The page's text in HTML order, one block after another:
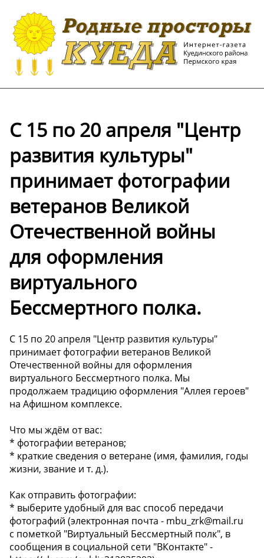
С 15 по 20 апреля "Центр
развития культуры"
принимает фотографии
ветеранов Великой
Отечественной войны
для оформления
виртуального
Бессмертного полка.
С 15 по 20 апреля "Центр развития культуры"
принимает фотографии ветеранов Великой
Отечественной войны для оформления
виртуального Бессмертного полка. Мы
продолжаем традицию оформления "Аллея героев"
на Афишном комплексе.
Что мы ждём от вас:
* фотографии ветеранов;
* краткие сведения о ветеране (имя, фамилия, годы
жизни, звание и т. д.).
Как отправить фотографии:
* выберите удобный для вас способ передачи
фотографий (электронная почта - mbu_zrk@mail.ru
с пометкой "Виртуальный Бессмертный полк", в
сообщения в социальной сети "ВКонтакте" -